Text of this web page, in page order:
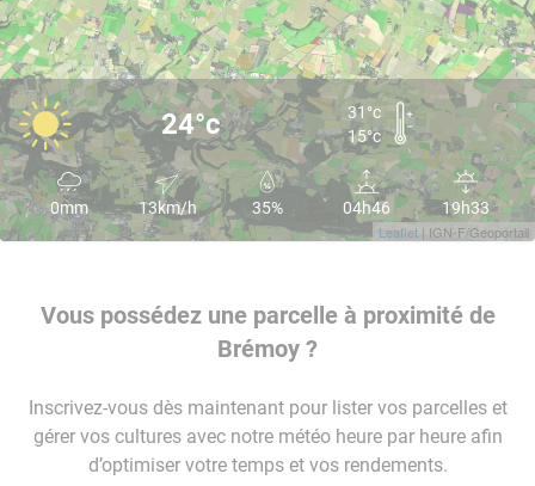
Leaflet | IGN-F/Geoportail
24°c
31°c
15°c
0mm 13km/h 35% 04h46 19h33
Vous possédez une parcelle à proximité de
Brémoy ?
Inscrivez-vous dès maintenant pour lister vos parcelles et
gérer vos cultures avec notre météo heure par heure afin
d’optimiser votre temps et vos rendements.